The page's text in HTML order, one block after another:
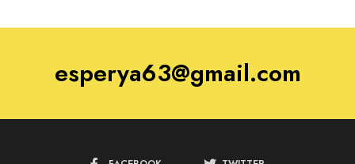
esperya63@gmail.com